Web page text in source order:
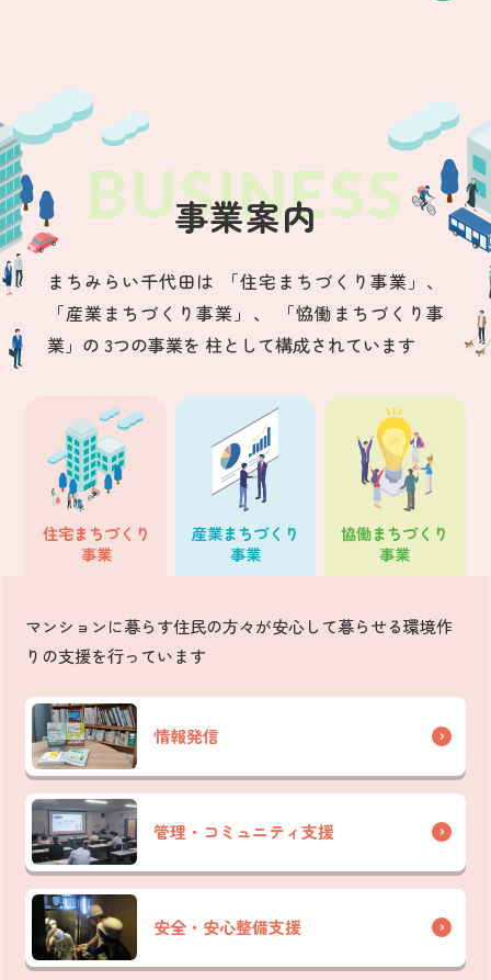
事業案内
まちみらい千代田は
「住宅まちづくり事業」、
「産業まちづくり事業」、
「恊働まちづくり事
業」の 3つの事業を 柱として構成されています
住宅まちづくり
事業
産業まちづくり
事業
協働まちづくり
事業
マンションに暮らす住民の方々が安心して暮らせる環境作
りの支援を行っています
情報発信
管理・コミュニティ支援
安全・安心整備支援